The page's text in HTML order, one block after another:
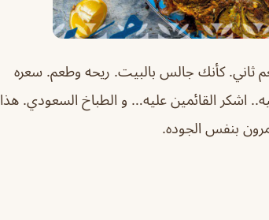
ثاني. كأنك جالس بالبيت. ريحه وطعم. سعره
اشكر القائمين عليه… و الطباخ السعودي. هذا
بنفس الجوده.